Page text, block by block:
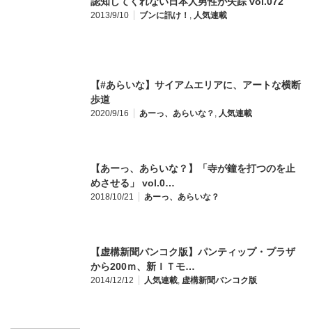
2013/9/10 ブンに訊け！ , 人気連載
【#あらいな】サイアムエリアに、アートな横断
歩道
2020/9/16 あーっ、あらいな？ , 人気連載
【あーっ、あらいな？】「寺が鐘を打つのを止
めさせる」 vol.0…
2018/10/21 あーっ、あらいな？
【虚構新聞バンコク版】パンティップ・プラザ
から200ｍ、新ＩＴモ…
2014/12/12 人気連載, 虚構新聞バンコク版